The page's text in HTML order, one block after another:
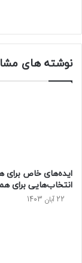
نوشته های
ایده‌های خاص برای
انتخاب‌هایی برای
22 آبان 1403